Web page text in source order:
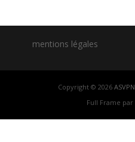
mentions légales
Copyright © 2026
Full Frame par